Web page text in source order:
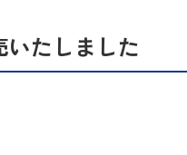
たしました